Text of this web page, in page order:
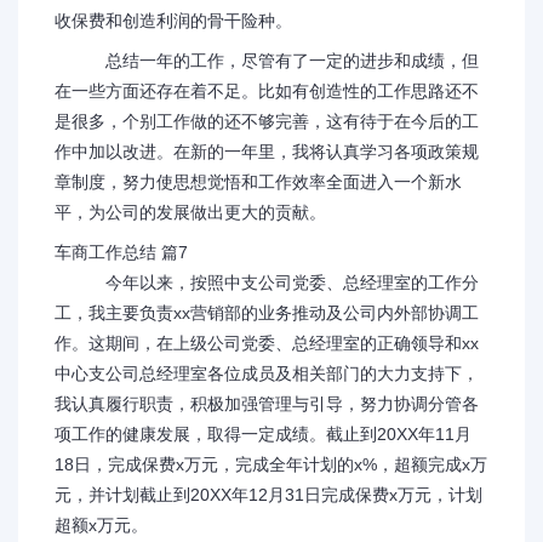
收保费和创造利润的骨干险种。
总结一年的工作，尽管有了一定的进步和成绩，但
在一些方面还存在着不足。比如有创造性的工作思路还不
是很多，个别工作做的还不够完善，这有待于在今后的工
作中加以改进。在新的一年里，我将认真学习各项政策规
章制度，努力使思想觉悟和工作效率全面进入一个新水
平，为公司的发展做出更大的贡献。
车商工作总结 篇7
今年以来，按照中支公司党委、总经理室的工作分
工，我主要负责xx营销部的业务推动及公司内外部协调工
作。这期间，在上级公司党委、总经理室的正确领导和xx
中心支公司总经理室各位成员及相关部门的大力支持下，
我认真履行职责，积极加强管理与引导，努力协调分管各
项工作的健康发展，取得一定成绩。截止到20XX年11月
18日，完成保费x万元，完成全年计划的x%，超额完成x万
元，并计划截止到20XX年12月31日完成保费x万元，计划
超额x万元。